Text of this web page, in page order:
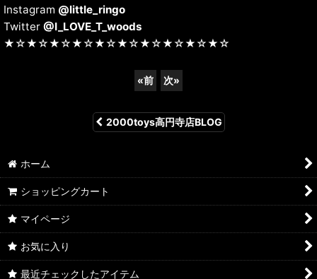
Instagram @little_ringo
Twitter @I_LOVE_T_woods
★☆★☆★☆★☆★☆★☆★☆★☆★☆★☆
«前 次»
2000toys高円寺店BLOG
ホーム
ショッピングカート
マイページ
お気に入り
最近チェックしたアイテム